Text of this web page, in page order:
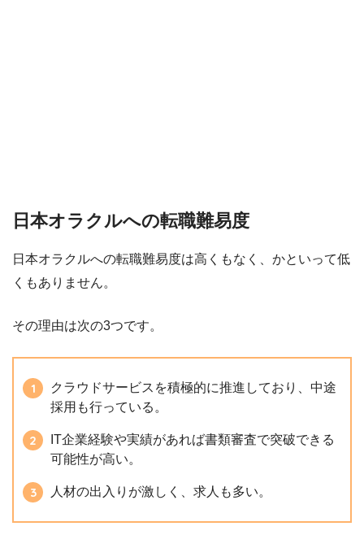
日本オラクルへの転職難易度
日本オラクルへの転職難易度は高くもなく、かといって低
くもありません。
その理由は次の3つです。
クラウドサービスを積極的に推進しており、中途
採用も行っている。
IT企業経験や実績があれば書類審査で突破できる
可能性が高い。
人材の出入りが激しく、求人も多い。